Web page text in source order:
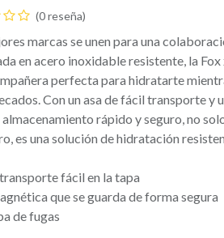
(0 reseña)
marcas se unen para una
en acero inoxidable resistente, la
perfecta para hidratarte
Con un asa de fácil transporte y
almacenamiento rápido y seguro, no
es una solución de hidratación
fácil en la tapa
que se guarda de forma segura
de fugas